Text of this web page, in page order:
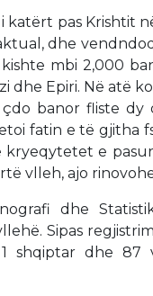
katërt pas Krishtit
dhe
mbi 2,000
dhe Epiri. Në atë
banor fliste dy
fatin e të gjitha
kryeqytetet e
vlleh, ajo
dhe
Sipas
shqiptar dhe 87